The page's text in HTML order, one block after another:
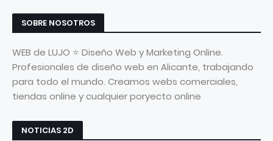
SOBRE NOSOTROS
WEB de LUJO ⭐ Diseño Web y Marketing Online.
Profesionales de diseño web en Alicante, trabajando
para todo el mundo. Creamos webs comerciales,
tiendas online y cualquier poryecto online
NOTICIAS 2D